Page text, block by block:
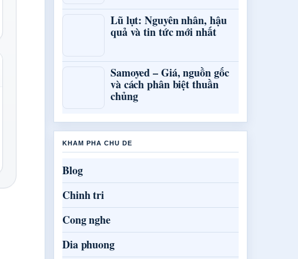
Lũ lụt: Nguyên nhân, hậu
quả và tin tức mới nhất
Samoyed – Giá, nguồn gốc
và cách phân biệt thuần
chủng
KHAM PHA CHU DE
Blog
Chinh tri
Cong nghe
Dia phuong